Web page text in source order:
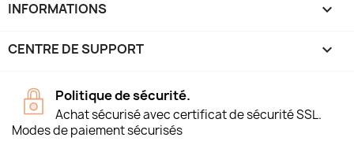
INFORMATIONS keyboard_arrow_down
CENTRE DE SUPPORT 
Politique de sécurité.
Achat sécurisé avec certificat de sécurité SSL.
Modes de paiement sécurisés